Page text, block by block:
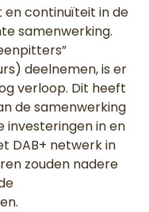
en continuïteit in de
samenwerking.
deelnemen, is er
verloop. Dit heeft
de samenwerking
in en
DAB+ netwerk in
zouden nadere